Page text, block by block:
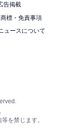
告掲載
標・免責事項
ュースについて
を禁じます。